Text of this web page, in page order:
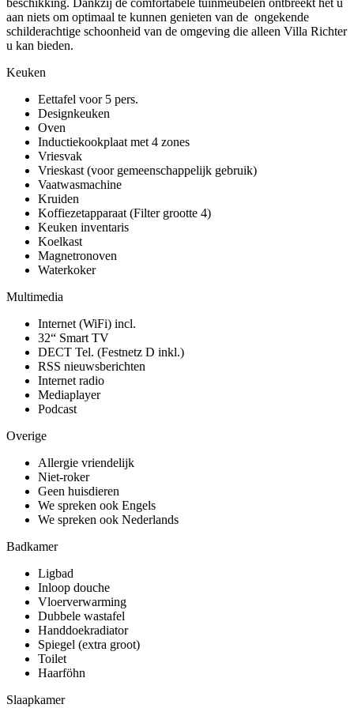
beschikking. Dankzij de comfortabele tuinmeubelen ontbreekt het u
aan niets om optimaal te kunnen genieten van de ongekende
schilderachtige schoonheid van de omgeving die alleen Villa Richter
u kan bieden.
Keuken
Eettafel voor 5 pers.
Designkeuken
Oven
Inductiekookplaat met 4 zones
Vriesvak
Vrieskast (voor gemeenschappelijk gebruik)
Vaatwasmachine
Kruiden
Koffiezetapparaat (Filter grootte 4)
Keuken inventaris
Koelkast
Magnetronoven
Waterkoker
Multimedia
Internet (WiFi) incl.
32“ Smart TV
DECT Tel. (Festnetz D inkl.)
RSS nieuwsberichten
Internet radio
Mediaplayer
Podcast
Overige
Allergie vriendelijk
Niet-roker
Geen huisdieren
We spreken ook Engels
We spreken ook Nederlands
Badkamer
Ligbad
Inloop douche
Vloerverwarming
Dubbele wastafel
Handdoekradiator
Spiegel (extra groot)
Toilet
Haarföhn
Slaapkamer